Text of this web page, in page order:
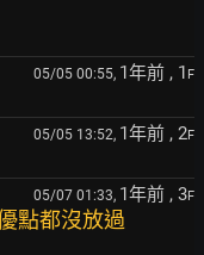
05/05 00:55, 1年前 , 1 F
05/05 13:52, 1年前 , 2F
05/07 01:33, 1年前 , 3F
點都沒放過